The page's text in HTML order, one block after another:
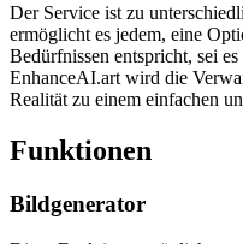
Der Service ist zu
ermöglicht es jedem, eine
Bedürfnissen entspricht, sei
EnhanceAI.art wird die
Realität zu einem einfachen
Funktionen
Bildgenerator